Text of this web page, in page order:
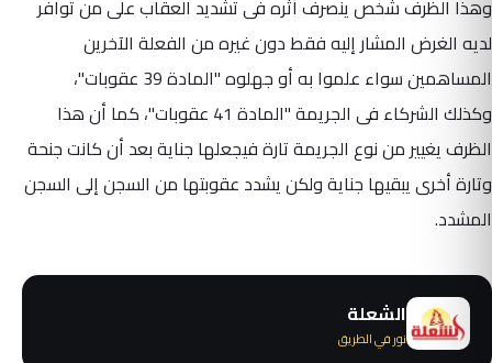
وهذا الظرف شخص ينصرف أثره فى تشديد العقاب على من توافر
لديه الغرض المشار إليه فقط دون غيره من الفعلة الآخرين
المساهمين سواء علموا به أو جهلوه "المادة 39 عقوبات"،
وكذلك الشركاء فى الجريمة "المادة 41 عقوبات"، كما أن هذا
الظرف يغيير من نوع الجريمة تارة فيجعلها جناية بعد أن كانت جنحة
وتارة أخرى يبقيها جناية ولكن يشدد عقوبتها من السجن إلى السجن
المشدد.
الشعلة
نور في الطريق